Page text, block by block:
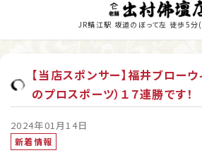
JR鯖江駅 坂道のぼって左 徒歩5分
トップページ
商品のご紹介
【当店スポンサー】福井ブロー
のプロスポーツ）１７連勝です！
2024年01月14日
新着情報